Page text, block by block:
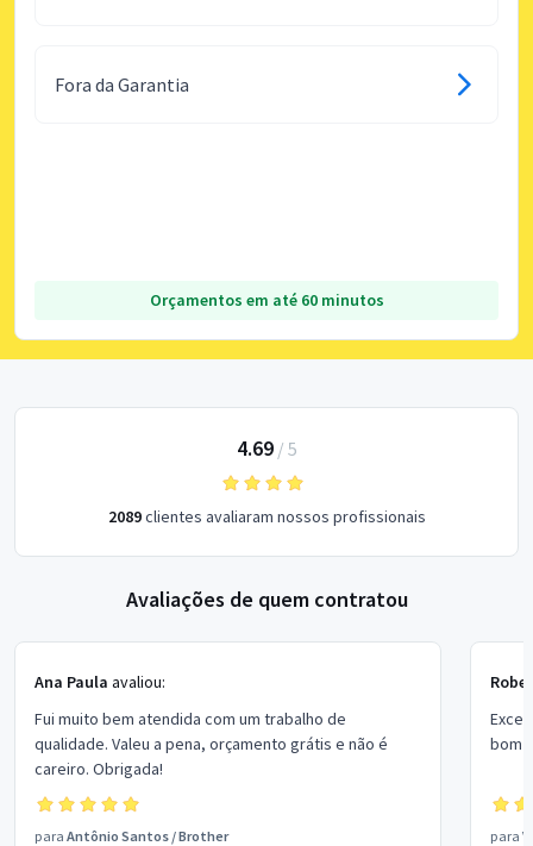
Fora da Garantia
Orçamentos em até 60 minutos
4.69/ 5
2089clientes avaliaram nossos profissionais
Avaliações de quem contratou
Ana Paula avaliou:
Fui muito bem atendida com um trabalho de
qualidade. Valeu a pena, orçamento grátis e não é
careiro. Obrigada!
para Antônio Santos /Brother
bom
para